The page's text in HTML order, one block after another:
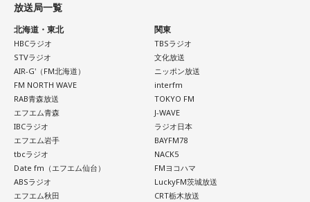
例えば、小さいお子さんがいるときって、やっぱり楽しいけ
れど身体がついていけないときって、ちょっと子育てが憂鬱
になったりする時って出ちゃうじゃないですか。子どもの元
気な「キャー！」というのも、元気なときには「もう！」と
いうくらいで済むけれど、頭が痛いときはキツイもんね。そ
ういうことなんですよね。
自分の体力、コンディション。「元気」の「気」は中がお米
（氣）だから、しっかり食べて、元気をつけていってくださ
い。それも、仕事のうちです。
パートナーの奥迫協子、パーソナリティの江原啓之
ダムの水は「溜め込んだ本音や感情」を暗示しています。ダ
ムの何が気になったかで、あなたがなぜ言いたいことを飲み
込んでしまうのか……その理由と、我慢の深さがわかります。
【解答】
1．こぼれてしまわないか……我慢しすぎ度90％
限界が気になったあなた。本音をギリギリまで溜め込んでい
ませんか。「嫌われるかも」という不安から、言葉を飲み込
み続けてきたのでは。でも、あなたが少し本音を見せても、
大切な人は離れていきません。小さな「イヤ」から、言葉に
してみましょう。
放送局一覧
北海道・東北
HBCラジオ
STVラジオ
AIR-G'（FM北海道）
FM NORTH WAVE
RAB青森放送
エフエム青森
IBCラジオ
エフエム岩手
tbcラジオ
Date fm（エフエム仙台）
ABSラジオ
エフエム秋田
関東
TBSラジオ
文化放送
ニッポン放送
interfm
TOKYO FM
J-WAVE
ラジオ日本
BAYFM78
NACK5
FMヨコハマ
LuckyFM茨城放送
CRT栃木放送